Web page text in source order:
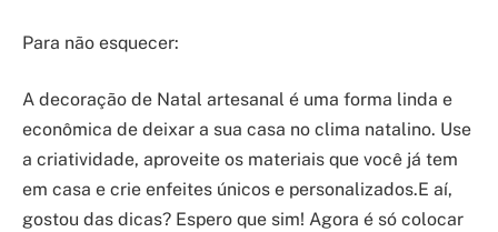
Para não esquecer:
A decoração de Natal artesanal é uma forma linda e
econômica de deixar a sua casa no clima natalino. Use
a criatividade, aproveite os materiais que você já tem
em casa e crie enfeites únicos e personalizados.E aí,
gostou das dicas? Espero que sim! Agora é só colocar